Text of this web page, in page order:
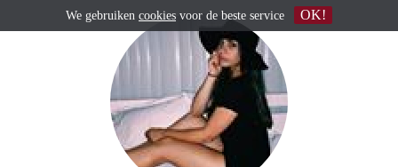
We gebruiken cookies voor de beste service OK!